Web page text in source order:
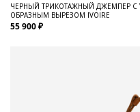
ЧЕРНЫЙ ТРИКОТАЖНЫЙ ДЖЕМПЕР С
ОБРАЗНЫМ ВЫРЕЗОМ IVOIRE
55 900 ₽